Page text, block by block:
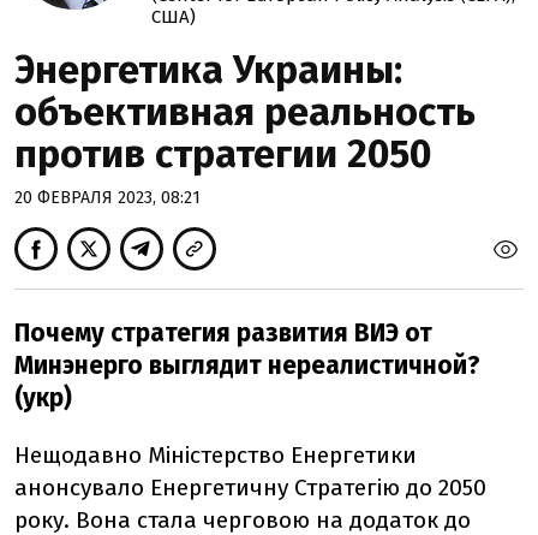
США)
Энергетика Украины:
объективная реальность
против стратегии 2050
20 ФЕВРАЛЯ 2023, 08:21
Почему стратегия развития ВИЭ от
Минэнерго выглядит нереалистичной?
(укр)
Нещодавно Міністерство Енергетики
анонсувало Енергетичну Стратегію до 2050
року. Вона стала черговою на додаток до